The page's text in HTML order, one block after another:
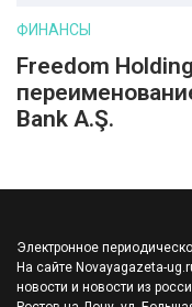
ФИНАНСЫ
Freedom
Bank A.Ş.
Электронное
На сайте Novayagazeta-
новости и новости из